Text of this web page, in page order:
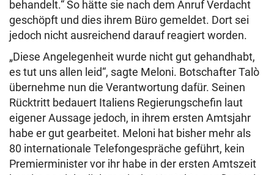
behandelt.“ So hätte sie nach dem Anruf Verdacht
geschöpft und dies ihrem Büro gemeldet. Dort sei
jedoch nicht ausreichend darauf reagiert worden.
„Diese Angelegenheit wurde nicht gut gehandhabt,
es tut uns allen leid“, sagte Meloni. Botschafter Talò
übernehme nun die Verantwortung dafür. Seinen
Rücktritt bedauert Italiens Regierungschefin laut
eigener Aussage jedoch, in ihrem ersten Amtsjahr
habe er gut gearbeitet. Meloni hat bisher mehr als
80 internationale Telefongespräche geführt, kein
Premierminister vor ihr habe in der ersten Amtszeit